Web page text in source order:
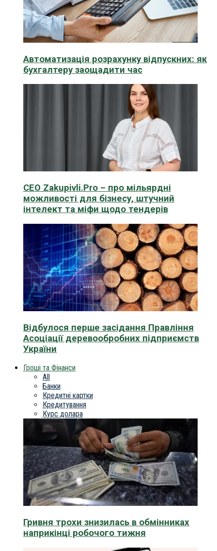
Автоматизація розрахунку відпускних: як
бухгалтеру заощадити час
CEO Zakupivli.Pro – про мільярдні
можливості для бізнесу, штучний
інтелект та міфи щодо тендерів
Відбулося перше засідання Правління
Асоціації деревообробних підприємств
України
Гроші та Фінанси
All
Банки
Кредитні картки
Кредитування
Курс долара
Гривня трохи знизилась в обмінниках
наприкінці робочого тижня